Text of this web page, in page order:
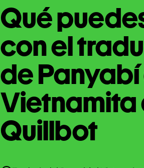
Qué
con el
de
Vietnamita
Quillbot